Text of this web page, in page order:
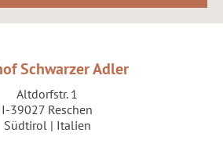
Schwarzer Adler
Altdorfstr. 1
I-39027 Reschen
Südtirol | Italien